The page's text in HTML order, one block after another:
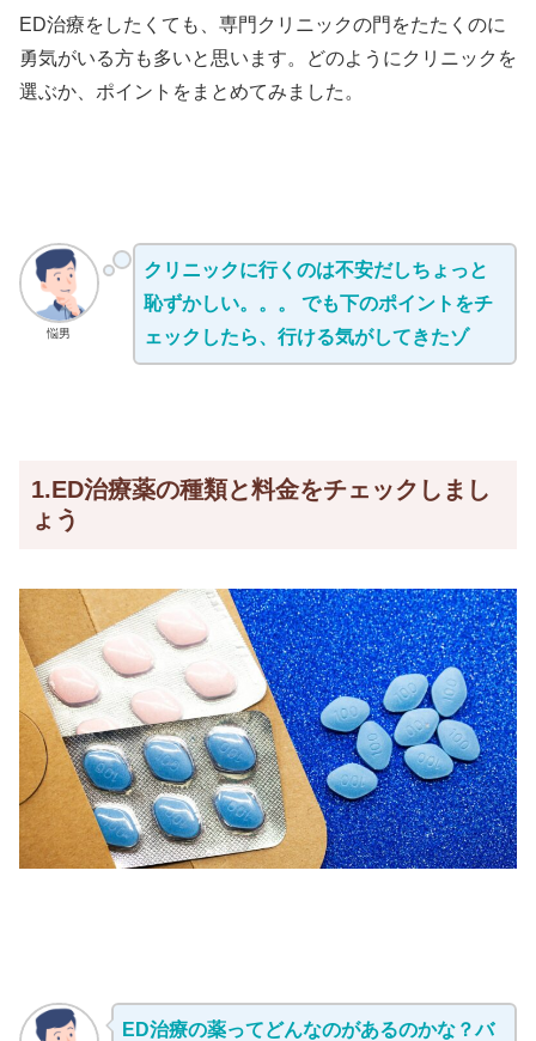
ED治療をしたくても、専門クリニックの門をたたくのに
勇気がいる方も多いと思います。どのようにクリニックを
選ぶか、ポイントをまとめてみました。
悩男
クリニックに行くのは不安だしちょっと
恥ずかしい。。。 でも下のポイントをチ
ェックしたら、行ける気がしてきたゾ
1.ED治療薬の種類と料金をチェックしまし
ょう
ED治療の薬ってどんなのがあるのかな？バ